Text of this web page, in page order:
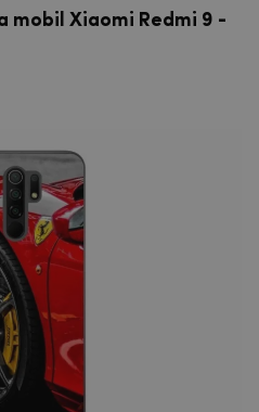
mobil Xiaomi Redmi 9 -